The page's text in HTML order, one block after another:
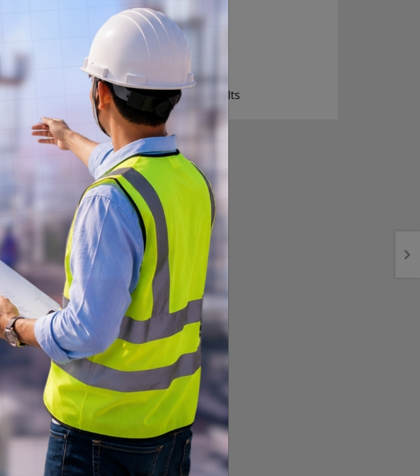
छ ।
निक्कै आशावादी छौ
खोइ, खासै आशा छैन
View Results